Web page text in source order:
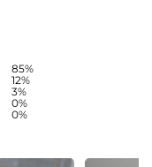
85%
12%
3%
0%
0%